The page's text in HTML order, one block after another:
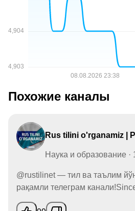
Похожие каналы
Rus tilini o'rganamiz |
Наука и образование ·
@rustilinet — тил ва таълим
рақамли телеграм